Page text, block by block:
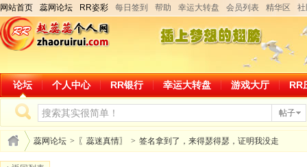
网站首页 蕊网论坛 RR姿彩 每日签到 帮助 幸运大转盘 会员列表 精华区
论坛 个人中心 RR银行 幸运大转盘 游戏大厅 RR
帖子
蕊网论坛 > 〖蕊迷真情〗 > 签名拿到了，来得瑟得瑟，证明我没走